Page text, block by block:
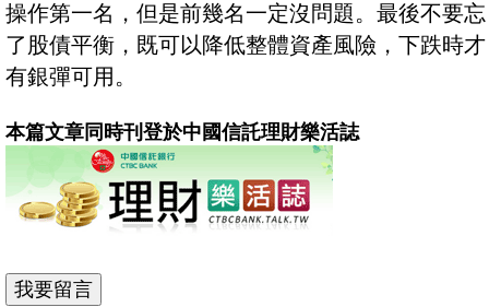
操作第一名，但是前幾名一定沒問題。最後不要忘
了股債平衡，既可以降低整體資產風險，下跌時才
有銀彈可用。
本篇文章同時刊登於中國信託理財樂活誌